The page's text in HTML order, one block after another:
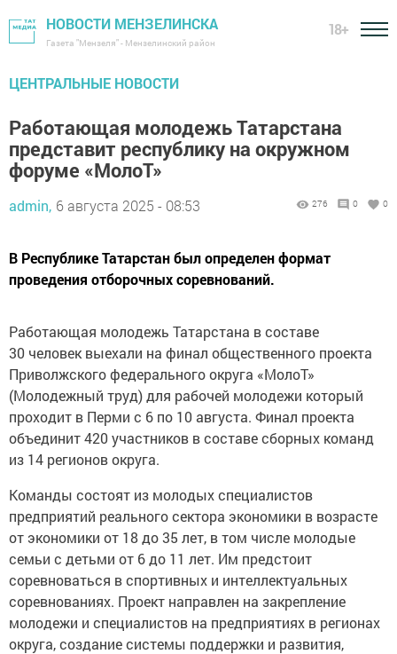
НОВОСТИ МЕНЗЕЛИНСКА
Газета "Мензеля" - Мензелинский район
18+
ЦЕНТРАЛЬНЫЕ НОВОСТИ
Работающая молодежь Татарстана
представит республику на окружном
форуме «МолоТ»
admin, 6 августа 2025 - 08:53 276 0 0
В Республике Татарстан был определен формат
проведения отборочных соревнований.
Работающая молодежь Татарстана в составе
30 человек выехали на финал общественного проекта
Приволжского федерального округа «МолоТ»
(Молодежный труд) для рабочей молодежи который
проходит в Перми с 6 по 10 августа. Финал проекта
объединит 420 участников в составе сборных команд
из 14 регионов округа.
Команды состоят из молодых специалистов
предприятий реального сектора экономики в возрасте
от экономики от 18 до 35 лет, в том числе молодые
семьи с детьми от 6 до 11 лет. Им предстоит
соревноваться в спортивных и интеллектуальных
соревнованиях. Проект направлен на закрепление
молодежи и специалистов на предприятиях в регионах
округа, создание системы поддержки и развития,